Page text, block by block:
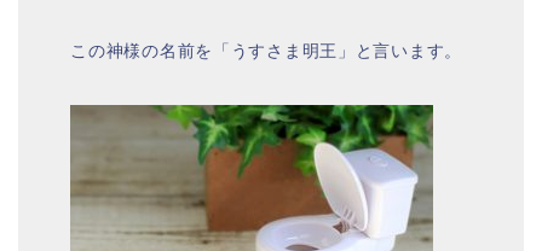
この神様の名前を「うすさま明王」と言います。